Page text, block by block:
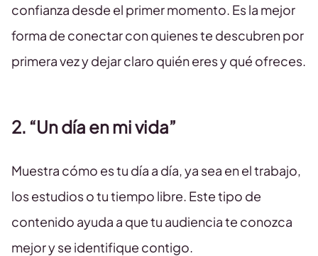
confianza desde el primer momento. Es la mejor
forma de conectar con quienes te descubren por
primera vez y dejar claro quién eres y qué ofreces.
2. “Un día en mi vida”
Muestra cómo es tu día a día, ya sea en el trabajo,
los estudios o tu tiempo libre. Este tipo de
contenido ayuda a que tu audiencia te conozca
mejor y se identifique contigo.